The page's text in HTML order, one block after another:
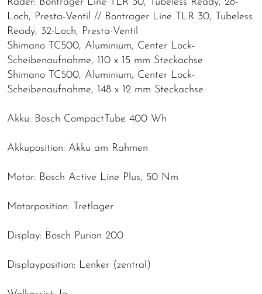
Loch, Presta-Ventil // Bontrager Line TLR 30, Tubeless
Ready, 32-Loch, Presta-Ventil
Shimano TC500, Aluminium, Center Lock-
Scheibenaufnahme, 110 x 15 mm Steckachse
Shimano TC500, Aluminium, Center Lock-
Scheibenaufnahme, 148 x 12 mm Steckachse
Akku: Bosch CompactTube 400 Wh
Akkuposition: Akku am Rahmen
Motor: Bosch Active Line Plus, 50 Nm
Motorposition: Tretlager
Display: Bosch Purion 200
Displayposition: Lenker (zentral)